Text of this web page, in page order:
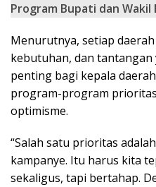
Program Bupati dan Wakil
Menurutnya, setiap
kebutuhan, dan tantangan
penting bagi kepala
program-program
optimisme.
“Salah satu prioritas
kampanye. Itu harus kita
sekaligus, tapi bertahap.